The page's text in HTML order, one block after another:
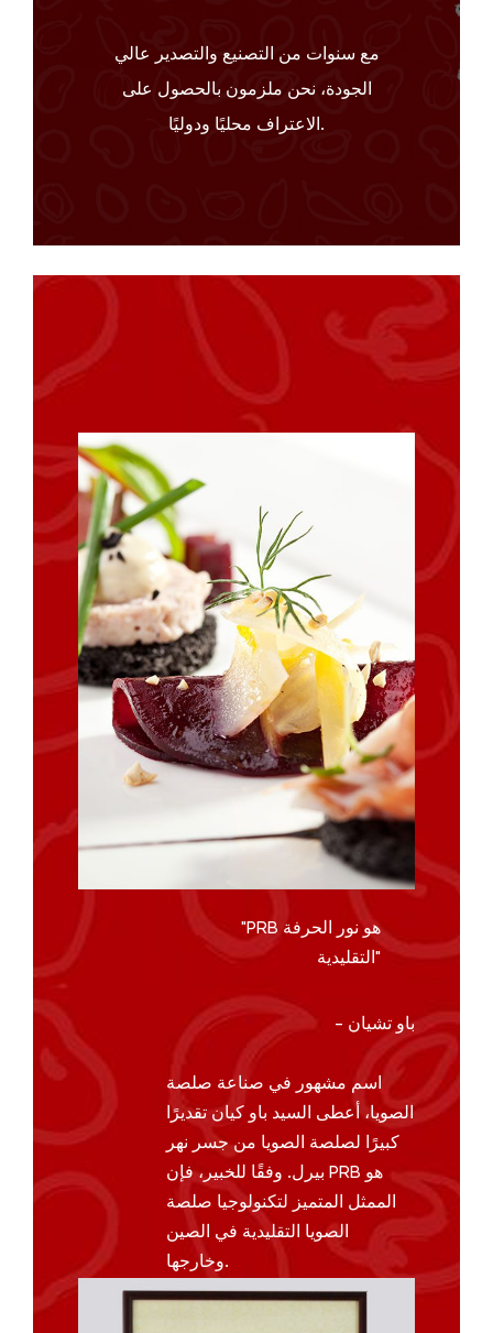
مع سنوات من التصنيع والتصدير عالي
الجودة، نحن ملزمون بالحصول على
الاعتراف محليًا ودوليًا.
"PRB هو نور الحرفة
التقليدية"
- باو تشيان
اسم مشهور في صناعة صلصة
الصويا، أعطى السيد باو كيان تقديرًا
كبيرًا لصلصة الصويا من جسر نهر
بيرل. وفقًا للخبير، فإن PRB هو
الممثل المتميز لتكنولوجيا صلصة
الصويا التقليدية في الصين
وخارجها.